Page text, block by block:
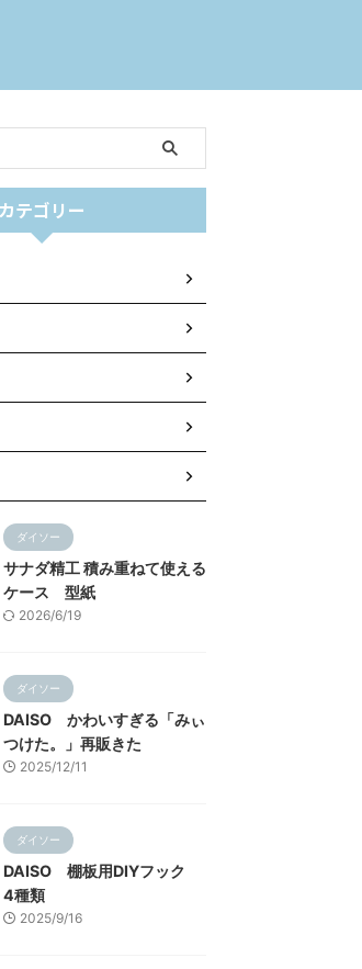
カテゴリー
ダイソー
サナダ精工 積み重ねて使える
ケース 型紙
2026/6/19
ダイソー
DAISO かわいすぎる「みぃ
つけた。」再販きた
2025/12/11
ダイソー
DAISO 棚板用DIYフック
4種類
2025/9/16